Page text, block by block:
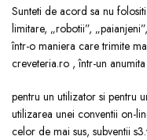
Sunteti de acord sa nu
limitare, „robotii”,
într-o maniera care trimite
creveteria.ro , într-un
pentru un utilizator si pentru
utilizarea unei conventii on-
celor de mai sus, subventii